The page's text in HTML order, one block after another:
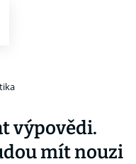
výpovědi.
mít nouzi